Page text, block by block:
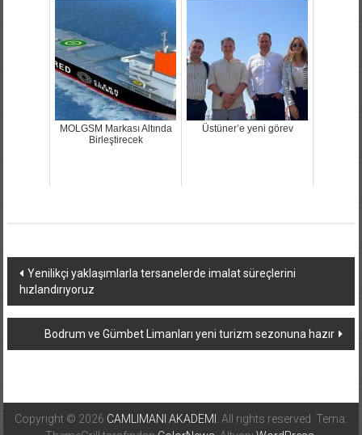
MOLGSM Markası Altında
Birleştirecek
Üstüner’e yeni görev
Yazı
dolaşımı
Yenilikçi yaklaşımlarla tersanelerde imalat süreçlerini
hızlandırıyoruz
Bodrum ve Gümbet Limanları yeni turizm sezonuna hazır
Copyright © 2026 CAMLIMANI AKADEMI
. All rights reserved. Tema: